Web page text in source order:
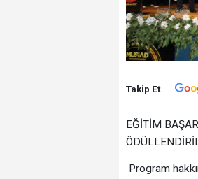
Takip Et
EĞİTİM
Program